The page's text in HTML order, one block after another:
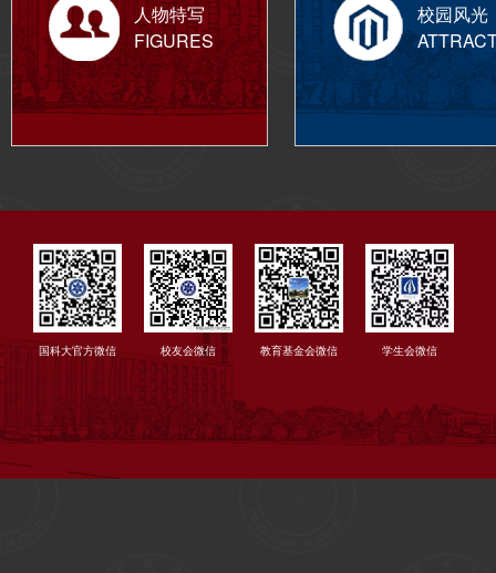
人物特写
FIGURES
校园风光
国科大官方微信 校友会微信 教育基金会微信 学生会微信